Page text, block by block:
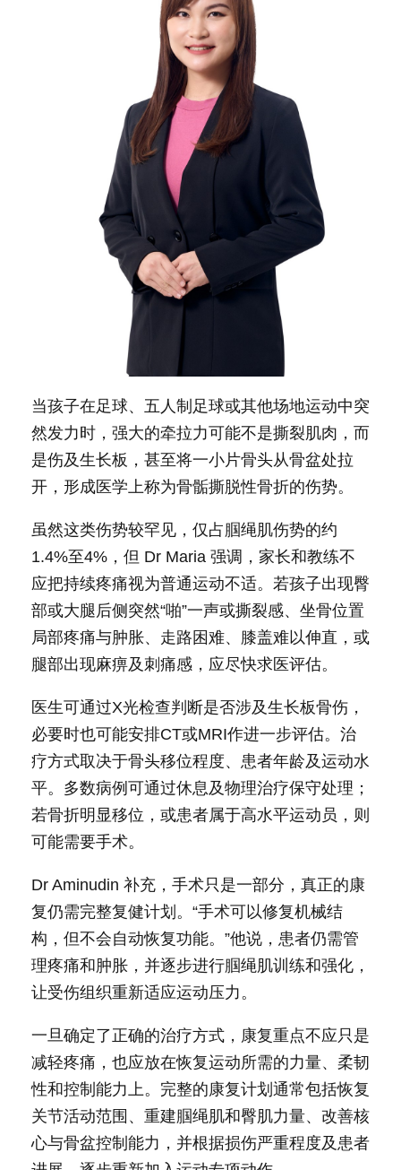
当孩子在足球、五人制足球或其他场地运动中突
然发力时，强大的牵拉力可能不是撕裂肌肉，而
是伤及生长板，甚至将一小片骨头从骨盆处拉
开，形成医学上称为骨骺撕脱性骨折的伤势。
虽然这类伤势较罕见，仅占腘绳肌伤势的约
1.4%至4%，但 Dr Maria 强调，家长和教练不
应把持续疼痛视为普通运动不适。若孩子出现臀
部或大腿后侧突然“啪”一声或撕裂感、坐骨位置
局部疼痛与肿胀、走路困难、膝盖难以伸直，或
腿部出现麻痹及刺痛感，应尽快求医评估。
医生可通过X光检查判断是否涉及生长板骨伤，
必要时也可能安排CT或MRI作进一步评估。治
疗方式取决于骨头移位程度、患者年龄及运动水
平。多数病例可通过休息及物理治疗保守处理；
若骨折明显移位，或患者属于高水平运动员，则
可能需要手术。
Dr Aminudin 补充，手术只是一部分，真正的康
复仍需完整复健计划。“手术可以修复机械结
构，但不会自动恢复功能。”他说，患者仍需管
理疼痛和肿胀，并逐步进行腘绳肌训练和强化，
让受伤组织重新适应运动压力。
一旦确定了正确的治疗方式，康复重点不应只是
减轻疼痛，也应放在恢复运动所需的力量、柔韧
性和控制能力上。完整的康复计划通常包括恢复
关节活动范围、重建腘绳肌和臀肌力量、改善核
心与骨盆控制能力，并根据损伤严重程度及患者